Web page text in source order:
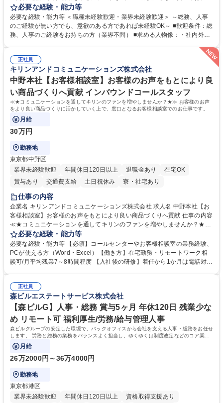
します。 ＜具体的には＞ ・総務/人事労務（給与・社保・勤怠管理など）
・採用・教育研修 ・福利厚生運用 など ※基本的には事務所勤務ですが、
採用や教育等の業務内容により、関西圏以外への日帰り・宿泊を伴う国内
出張もございます。 ※担当業務を持ちつつ、お互いに助け合いながら、総
総務人事＜未経験歓迎＞◇三菱電機G・社会インフラを支える/年休127日
必要な経験・能力等
必要な経験・能力等 ＜職種未経験歓迎・業界未経験歓迎＞ ～総務、人事
のご経験が無い方でも、意欲のある方であれば未経験OK～ ■歓迎条件：総
務、人事のご経験をお持ちの方（業界不問） ■求める人物像：・社内外の
ミュニケーション能力を持っている方 ・人事総務領域に興味がありゼネラ
正社員
キリンアンドコミュニケーションズ株式会社
中野本社【お客様相談室】お客様のお声をもとにより良
い商品づくりへ貢献 インバウンドコールスタッフ
≪★コミュニケーションを通してキリンのファンを増やしませんか？★≫ お客様のお声
をより良い商品づくりに活かしていく上で、窓口となるお客様相談室でのお仕事です。
月給
30万円
勤務地
東京都中野区
業界未経験歓迎
年間休日120日以上 退職金あり
在宅OK
賞与あり
交通費支給 土日祝休み 寮・社宅あり
仕事の内容
企業名 キリンアンドコミュニケーションズ株式会社 求人名 中野本社【お
客様相談室】お客様のお声をもとにより良い商品づくりへ貢献 仕事の内容
≪★コミュニケーションを通してキリンのファンを増やしませんか？★≫
お客様のお声をより良い商品づくりに活かしていく上で、窓口となるお客
様相談室でのお仕事です。 日々お客様からいただくキリングループへのご
意見を、企業活動に活かしています。お客様からの声に迅速かつ誠意をも
って対応、情報提供するとともにグループ内活動に反映しています。 【具
平均100件前後■メール・手紙：同上40件前後 募集職種 中野本社【お客様
相談室】お客様のお声をもとにより良い商品づくりへ貢献
必要な経験・能力等
必要な経験・能力等 【必須】コールセンターやお客様相談室の業務経験、
PCが使える方（Word・Excel）【働き方】在宅勤務・リモートワーク相
談可/月平均残業7～8時間程度 【入社後の研修】着任から1か月は電話対応
すのでご安心ください。 【当社について】キリングループの広報機能を担
う会社として、お客様との出会いを大切にし、磨き上げたホスピタリティ
を込めてコミュニケーションをとりながら広報関連業務を行っておりま
す。 学歴・資格 学歴：大学院 大学 高専 短大 専修学校 高校 語学力： 資
格：
正社員
森ビルエステートサービス株式会社
【森ビルG】人事・総務 賞与5ヶ月 年休120日 残業少な
め リモート可 福利厚生/労務/給与管理人事
森ビルグループの安定した環境で、バックオフィスから会社を支える人事・総務をお任せ
します。 労務と総務の業務をバランスよく担当し、ゆくゆくは制度改定などのコア業務
にも挑戦できる、やりがいある環境です。
月給
26万2000円～36万4000円
勤務地
東京都港区
業界未経験歓迎
年間休日120日以上 資格取得支援あり